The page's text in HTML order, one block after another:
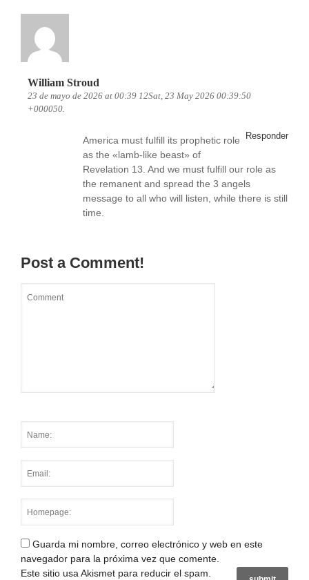
William Stroud
23 de mayo de 2026 at 00:39 12Sat, 23 May 2026 00:39:50
+000050.
Responder
America must fulfill its prophetic role
as the «lamb-like beast» of
Revelation 13. And we must fulfill our role as
the remanent and spread the 3 angels
message to all who will listen, while there is still
time.
Post a Comment!
Guarda mi nombre, correo electrónico y web en este
navegador para la próxima vez que comente.
Este sitio usa Akismet para reducir el spam.